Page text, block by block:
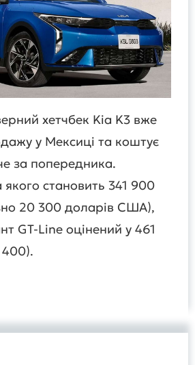
хетчбек Kia K3 вже
у Мексиці та коштує
за попередника.
якого становить 341 900
20 300 доларів США),
GT-Line оцінений у 461